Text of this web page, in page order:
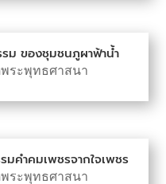
รม ของชุมชนภูผาฟ้าน้ำ
ระพุทธศาสนา
มคำคมเพชรจากใจเพชร
ระพุทธศาสนา